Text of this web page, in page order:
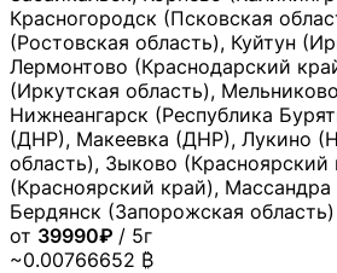
Красногородск (Псковская
(Ростовская область), Куйтун
Лермонтово (Краснодарский
(Иркутская область),
Нижнеангарск (Республика
(ДНР), Макеевка (ДНР), Лукино
область), Зыково (Красноярский
(Красноярский край),
Бердянск (Запорожская область)
от 39990₽ / 5г
~0.00766652 ₿